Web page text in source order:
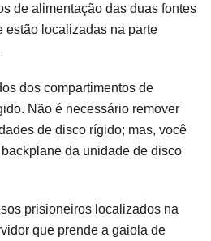
de alimentação das duas fontes
estão localizadas na parte
dos compartimentos de
Não é necessário remover
de disco rígido; mas, você
da unidade de disco
prisioneiros localizados na
que prende a gaiola de